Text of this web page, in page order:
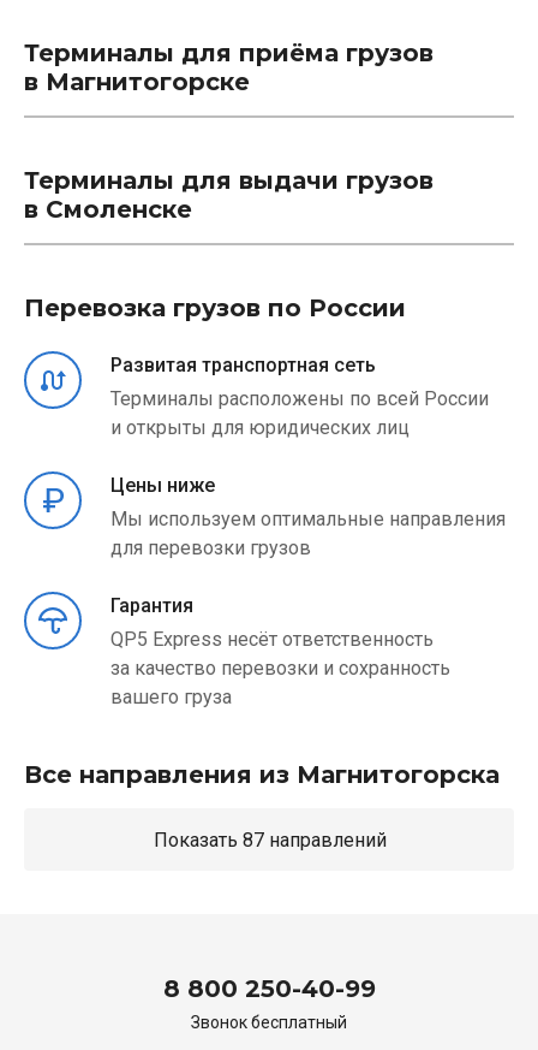
Терминалы для приёма грузов
в Магнитогорске
Терминалы для выдачи грузов
в Смоленске
Перевозка грузов по России
Развитая транспортная сеть
Терминалы расположены по всей России
и открыты для юридических лиц
Цены ниже
Мы используем оптимальные направления
для перевозки грузов
Гарантия
QP5 Express несёт ответственность
за качество перевозки и сохранность
вашего груза
Все направления из Магнитогорска
Показать 87 направлений
8 800 250-40-99
Звонок бесплатный